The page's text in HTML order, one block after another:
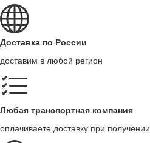
Доставка по России
доставим в любой регион
Любая транспортная компания
оплачиваете доставку при получении